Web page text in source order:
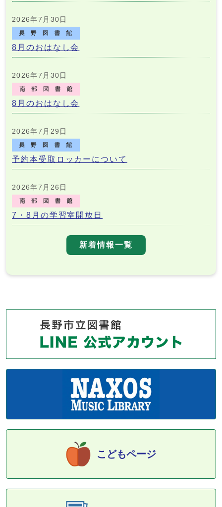
2026年7月30日
8月のおはなし会
2026年7月30日
8月のおはなし会
2026年7月29日
予約本受取ロッカーについて
2026年7月26日
7・8月の学習室開放日
新着情報一覧
こどもページ